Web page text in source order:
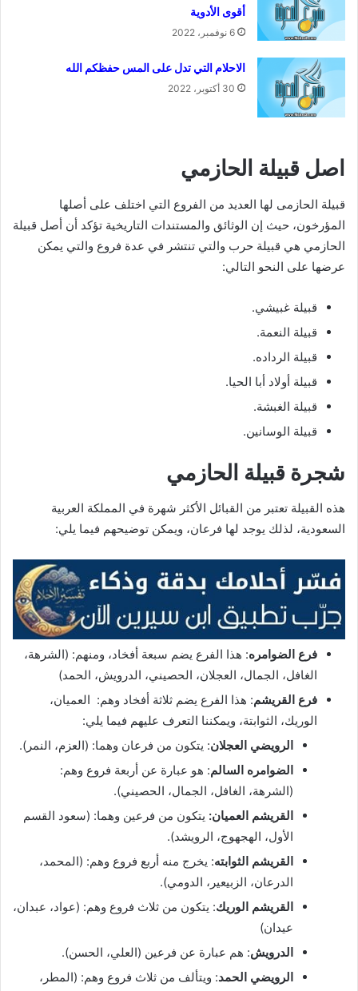
أقوى الأدوية
6 نوفمبر، 2022
الاحلام التي تدل على المس حفظكم الله
30 أكتوبر، 2022
اصل قبيلة الحازمي
قبيلة الحازمى لها العديد من الفروع التي اختلف على أصلها
المؤرخون، حيث إن الوثائق والمستندات التاريخية تؤكد أن أصل قبيلة
الحازمي هي قبيلة حرب والتي تنتشر في عدة فروع والتي يمكن
عرضها على النحو التالي:
قبيلة غبيشي.
قبيلة النعمة.
قبيلة الرداده.
قبيلة أولاد أبا الحيا.
قبيلة الغبشة.
قبيلة الوسانين.
شجرة قبيلة الحازمي
هذه القبيلة تعتبر من القبائل الأكثر شهرة في المملكة العربية
السعودية، لذلك يوجد لها فرعان، ويمكن توضيحهم فيما يلي:
فرع الضوامره: هذا الفرع يضم سبعة أفخاد، ومنهم: (الشرهة،
الغافل، الجمال، العجلان، الحصيني، الدرويش، الحمد)
فرع القريشم: هذا الفرع يضم ثلاثة أفخاد وهم: العميان،
الوريك، الثوابتة، ويمكننا التعرف عليهم فيما يلي:
الرويضي العجلان: يتكون من فرعان وهما: (العزم، النمر).
الضوامره السالم: هو عبارة عن أربعة فروع وهم:
(الشرهة، الغافل، الجمال، الحصيني).
القريشم العميان: يتكون من فرعين وهما: (سعود القسم
الأول، الهجهوج، الرويشد).
القريشم الثوابته: يخرج منه أربع فروع وهم: (المحمد،
الدرعان، الزبيعير، الدومي).
القريشم الوريك: يتكون من ثلاث فروع وهم: (عواد، عبدان،
عيدان)
الدرويش: هم عبارة عن فرعين (العلي، الحسن).
الرويضي الحمد: ويتألف من ثلاث فروع وهم: (المطر،